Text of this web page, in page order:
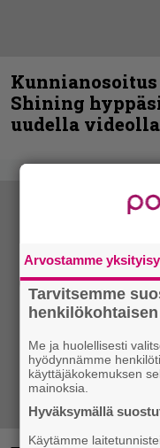
Shining
uudella
Arvostamme
Tarvitsemme
Me ja huolellisesti
hyödynnämme
käyttäjäkokemuksen
mainoksia.
Hyväksymällä
Käytämme